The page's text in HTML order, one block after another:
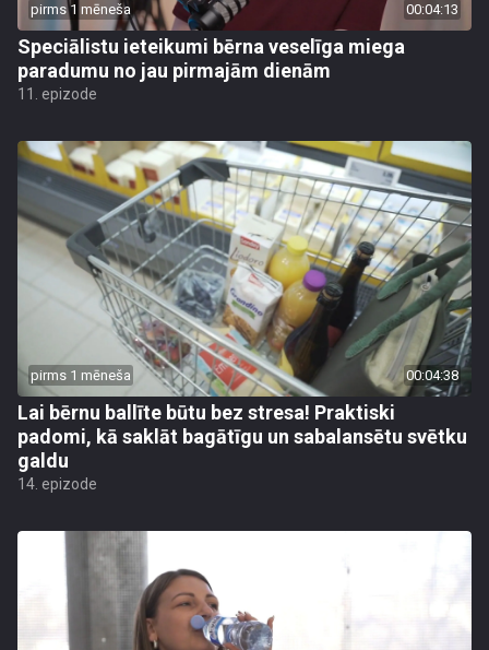
pirms 1 mēneša 00:04:13
Speciālistu ieteikumi bērna veselīga miega
paradumu no jau pirmajām dienām
11. epizode
pirms 1 mēneša 00:04:38
Lai bērnu ballīte būtu bez stresa! Praktiski
padomi, kā saklāt bagātīgu un sabalansētu svētku
galdu
14. epizode